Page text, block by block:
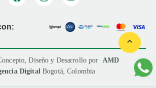
Diseño y Desarrollo por AMD
Digital Bogotá, Colombia